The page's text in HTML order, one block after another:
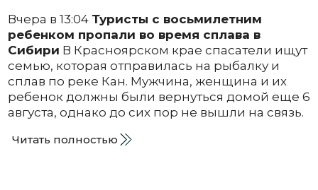
Вчера в 13:04 Туристы с восьмилетним
ребенком пропали во время сплава в
Сибири В Красноярском крае спасатели ищут
семью, которая отправилась на рыбалку и
сплав по реке Кан. Мужчина, женщина и их
ребенок должны были вернуться домой еще 6
августа, однако до сих пор не вышли на связь.
Читать полностью